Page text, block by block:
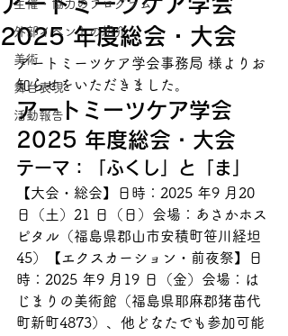
主催・協力のプログラム
外部イベントの紹介
美術
舞台表現
活動報告
2025 年度総会・大会
アートミーツケア学会事務局 様よりお
知らせをいただきました。
アートミーツケア学会
2025 年度総会・大会
テーマ：「ふくし」と「ま」
【大会・総会】日時：2025 年9 月20
日（土）21 日（日）会場：あさかホス
ピタル（福島県郡山市安積町笹川経坦
45）【エクスカーション・前夜祭】日
時：2025 年9 月19 日（金）会場：は
じまりの美術館（福島県耶麻郡猪苗代
町新町4873）、他どなたでも参加可能